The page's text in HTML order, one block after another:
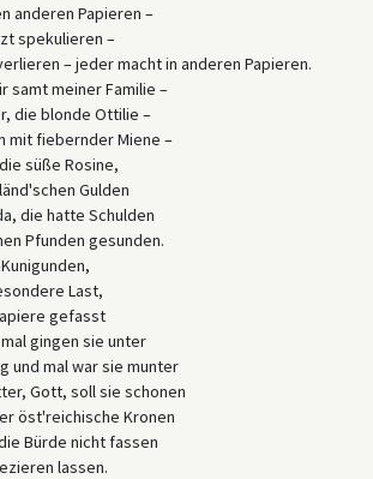
anderen Papieren –
spekulieren –
– jeder macht in anderen Papieren.
samt meiner Familie –
die blonde Ottilie –
mit fiebernder Miene –
süße Rosine,
Gulden
die hatte Schulden
Pfunden gesunden.
Last,
gefasst
gingen sie unter
und mal war sie munter
Gott, soll sie schonen
öst'reichische Kronen
Bürde nicht fassen
lassen.